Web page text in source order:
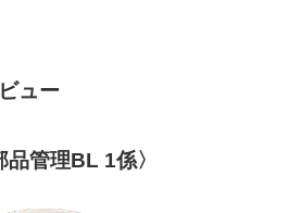
ュー
管理BL 1係〉